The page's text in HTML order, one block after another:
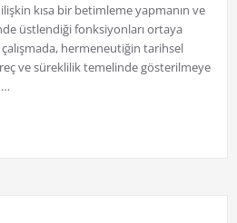
kısa bir betimleme yapmanın ve
üstlendiği fonksiyonları ortaya
çalışmada, hermeneutiğin tarihsel
ve süreklilik temelinde gösterilmeye